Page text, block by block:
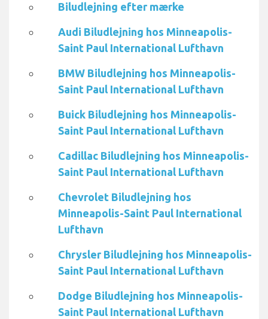
Biludlejning efter mærke
Audi Biludlejning hos Minneapolis-
Saint Paul International Lufthavn
BMW Biludlejning hos Minneapolis-
Saint Paul International Lufthavn
Buick Biludlejning hos Minneapolis-
Saint Paul International Lufthavn
Cadillac Biludlejning hos Minneapolis-
Saint Paul International Lufthavn
Chevrolet Biludlejning hos
Minneapolis-Saint Paul International
Lufthavn
Chrysler Biludlejning hos Minneapolis-
Saint Paul International Lufthavn
Dodge Biludlejning hos Minneapolis-
Saint Paul International Lufthavn